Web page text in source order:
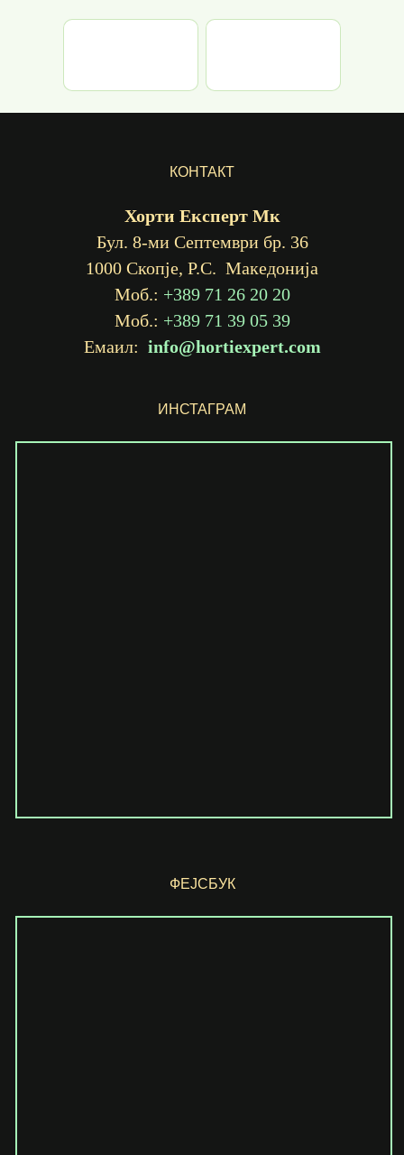
КОНТАКТ
Хорти Експерт Мк
Бул. 8-ми Септември бр. 36
1000 Скопје, Р.С. Македонија
Моб.: +389 71 26 20 20
Моб.: +389 71 39 05 39
Емаил: info@hortiexpert.com
ИНСТАГРАМ
ФЕЈСБУК